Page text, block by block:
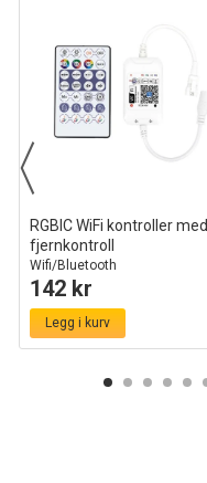
RGBIC WiFi kontroller med
fjernkontroll
Wifi/Bluetooth
142 kr
Legg i kurv